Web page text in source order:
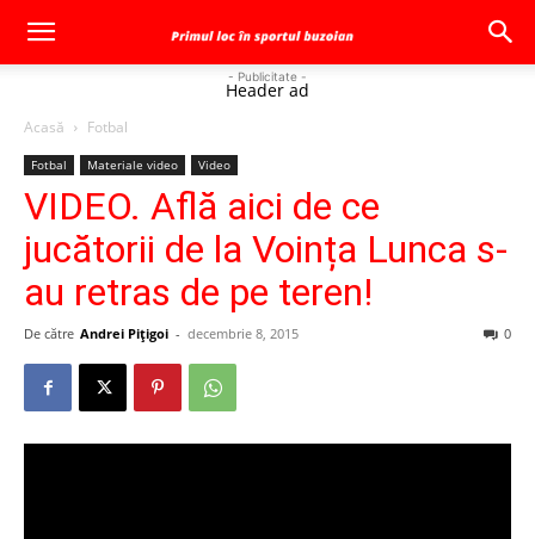
- Publicitate -
Header ad
Acasă Fotbal
Fotbal Materiale video Video
VIDEO. Află aici de ce
jucătorii de la Voința Lunca s-
au retras de pe teren!
De către Andrei Pițigoi - decembrie 8, 2015 0